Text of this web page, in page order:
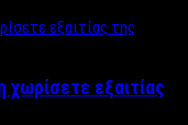
χωρίσετε εξαιτίας